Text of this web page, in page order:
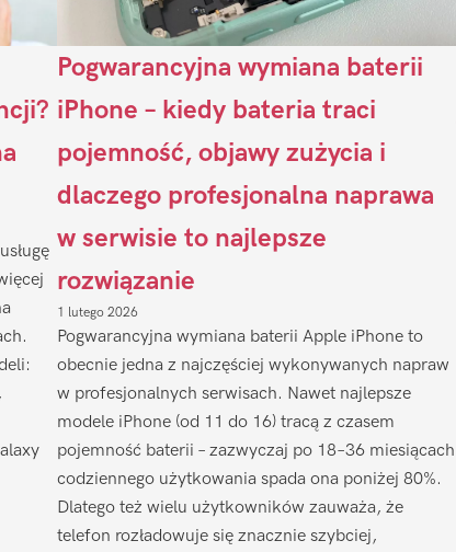
Pogwarancyjna wymiana baterii
iPhone – kiedy bateria traci
pojemność, objawy zużycia i
dlaczego profesjonalna naprawa
w serwisie to najlepsze
rozwiązanie
1 lutego 2026
Pogwarancyjna wymiana baterii Apple iPhone to
obecnie jedna z najczęściej wykonywanych napraw
w profesjonalnych serwisach. Nawet najlepsze
modele iPhone (od 11 do 16) tracą z czasem
pojemność baterii – zazwyczaj po 18–36 miesiącach
codziennego użytkowania spada ona poniżej 80%.
Dlatego też wielu użytkowników zauważa, że
telefon rozładowuje się znacznie szybciej,